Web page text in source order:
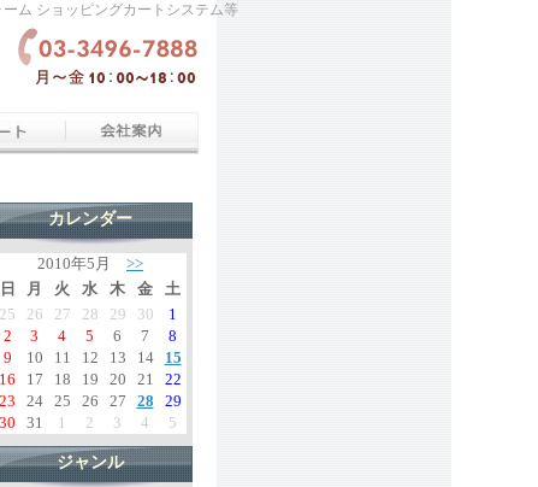
ム ショッピングカートシステム等
カレンダー
2010年5月 >>
日
月 火 水 木 金
土
25
26 27 28 29 30
1
2
3 4 5 6 7
8
9
10 11 12 13 14
15
16
17 18 19 20 21
22
23
24 25 26 27 28
29
30
31 1 2 3 4 5
ジャンル